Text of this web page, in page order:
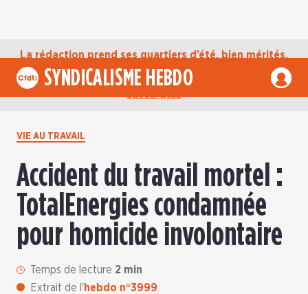
La rédaction prend ses quartiers d’été, bien mérités,
jusqu’au mardi 1er septembre. D’ici là, retrouvez
l’actualité de la CFDT sur notre compte Bluesky. En
SYNDICALISME HEBDO
VIE AU TRAVAIL
Accident du travail mortel :
TotalEnergies condamnée
pour homicide involontaire
Temps de lecture 2 min
Extrait de l'hebdo n°3999